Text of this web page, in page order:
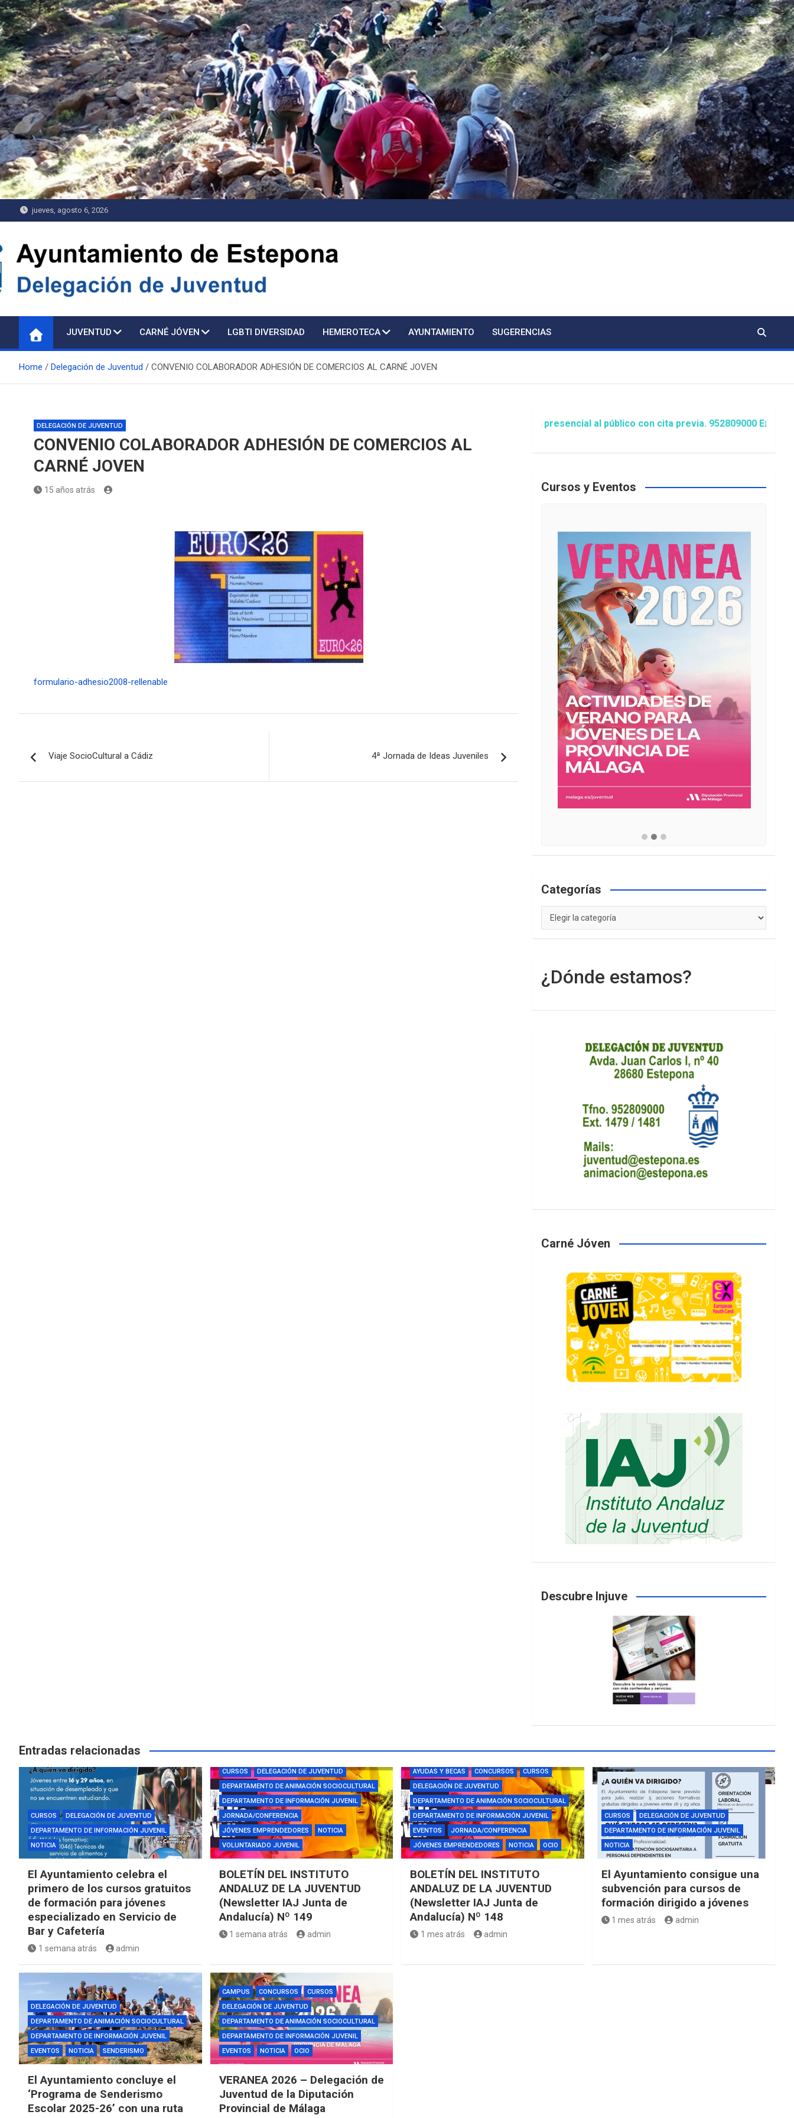
Saltar
al
contenido
jueves, agosto 6, 2026
Delegación de Juventud
JUVENTUD CARNÉ JÓVEN LGBTI DIVERSIDAD HEMEROTECA AYUNTAMIENTO SUGERENCIAS
Home Delegación de Juventud CONVENIO COLABORADOR ADHESIÓN DE COMERCIOS AL CARNÉ JOVEN
DELEGACIÓN DE JUVENTUD
CONVENIO COLABORADOR ADHESIÓN DE COMERCIOS AL
CARNÉ JOVEN
15 años atrás
formulario-adhesio2008-rellenable
de
Viaje SocioCultural a Cádiz 4ª Jornada de Ideas Juveniles
Atención presencial al público con cita previa. 952809000 Extensión 1481/
Cursos y Eventos
Categorías
Categorías
¿Dónde estamos?
Carné Jóven
Descubre Injuve
Entradas relacionadas
CURSOS
DELEGACIÓN DE JUVENTUD
DEPARTAMENTO DE INFORMACIÓN JUVENIL
NOTICIA
El Ayuntamiento celebra el
primero de los cursos gratuitos
de formación para jóvenes
especializado en Servicio de
Bar y Cafetería
1 semana atrás admin
CURSOS
DELEGACIÓN DE JUVENTUD
DEPARTAMENTO DE ANIMACIÓN SOCIOCULTURAL
DEPARTAMENTO DE INFORMACIÓN JUVENIL
JORNADA/CONFERENCIA
JÓVENES EMPRENDEDORES
NOTICIA
VOLUNTARIADO JUVENIL
BOLETÍN DEL INSTITUTO
ANDALUZ DE LA JUVENTUD
(Newsletter IAJ Junta de
Andalucía) Nº 149
1 semana atrás admin
AYUDAS Y BECAS CONCURSOS
CURSOS
DELEGACIÓN DE JUVENTUD
DEPARTAMENTO DE ANIMACIÓN SOCIOCULTURAL
DEPARTAMENTO DE INFORMACIÓN JUVENIL
EVENTOS
JORNADA/CONFERENCIA
JÓVENES EMPRENDEDORES
NOTICIA OCIO
BOLETÍN DEL INSTITUTO
ANDALUZ DE LA JUVENTUD
(Newsletter IAJ Junta de
Andalucía) Nº 148
1 mes atrás admin
CURSOS
DELEGACIÓN DE JUVENTUD
DEPARTAMENTO DE INFORMACIÓN JUVENIL
NOTICIA
El Ayuntamiento consigue una
subvención para cursos de
formación dirigido a jóvenes
1 mes atrás admin
DELEGACIÓN DE JUVENTUD
DEPARTAMENTO DE ANIMACIÓN SOCIOCULTURAL
DEPARTAMENTO DE INFORMACIÓN JUVENIL
EVENTOS
NOTICIA SENDERISMO
El Ayuntamiento concluye el
‘Programa de Senderismo
Escolar 2025-26’ con una ruta
CAMPUS CONCURSOS
CURSOS
DELEGACIÓN DE JUVENTUD
DEPARTAMENTO DE ANIMACIÓN SOCIOCULTURAL
DEPARTAMENTO DE INFORMACIÓN JUVENIL
EVENTOS
NOTICIA OCIO
VERANEA 2026 – Delegación de
Juventud de la Diputación
Provincial de Málaga